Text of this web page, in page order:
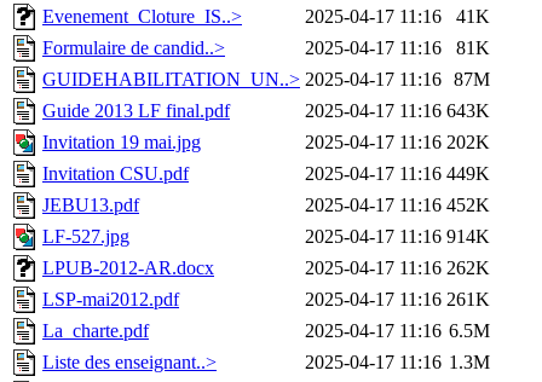
Evenement_Cloture_IS..>
2025-04-17 11:16
41K
Formulaire de candid..>
2025-04-17 11:16
81K
GUIDEHABILITATION_UN..> 2025-04-17 11:16 87M
Guide 2013 LF final.pdf
2025-04-17 11:16 643K
Invitation 19 mai.jpg
2025-04-17 11:16 202K
Invitation CSU.pdf
2025-04-17 11:16 449K
JEBU13.pdf
2025-04-17 11:16 452K
LF-527.jpg
2025-04-17 11:16 914K
LPUB-2012-AR.docx
2025-04-17 11:16 262K
LSP-mai2012.pdf
2025-04-17 11:16 261K
La_charte.pdf
2025-04-17 11:16 6.5M
Liste des enseignant..>
2025-04-17 11:16 1.3M